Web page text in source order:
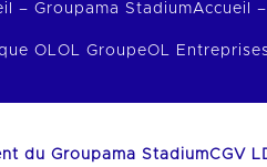
– Groupama StadiumAccueil
OLOL GroupeOL
du Groupama StadiumCGV